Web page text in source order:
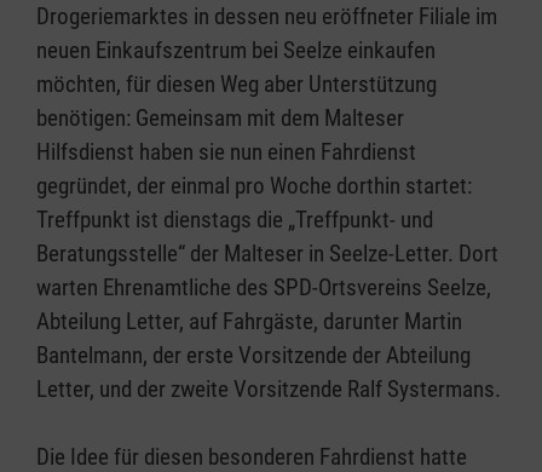
Drogeriemarktes in dessen neu eröffneter Filiale im
neuen Einkaufszentrum bei Seelze einkaufen
möchten, für diesen Weg aber Unterstützung
benötigen: Gemeinsam mit dem Malteser
Hilfsdienst haben sie nun einen Fahrdienst
gegründet, der einmal pro Woche dorthin startet:
Treffpunkt ist dienstags die „Treffpunkt- und
Beratungsstelle“ der Malteser in Seelze-Letter. Dort
warten Ehrenamtliche des SPD-Ortsvereins Seelze,
Abteilung Letter, auf Fahrgäste, darunter Martin
Bantelmann, der erste Vorsitzende der Abteilung
Letter, und der zweite Vorsitzende Ralf Systermans.
Die Idee für diesen besonderen Fahrdienst hatte